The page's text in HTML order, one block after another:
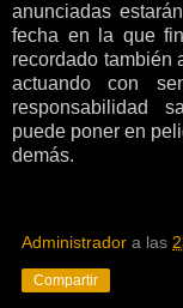
anunciadas
fecha en la que
recordado también
actuando con
responsabilidad
puede poner en
demás.
Administrador a las
Compartir